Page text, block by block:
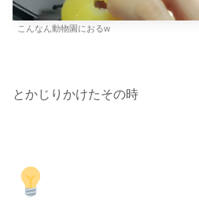
こんなん動物園におるw
とかじりかけたその時